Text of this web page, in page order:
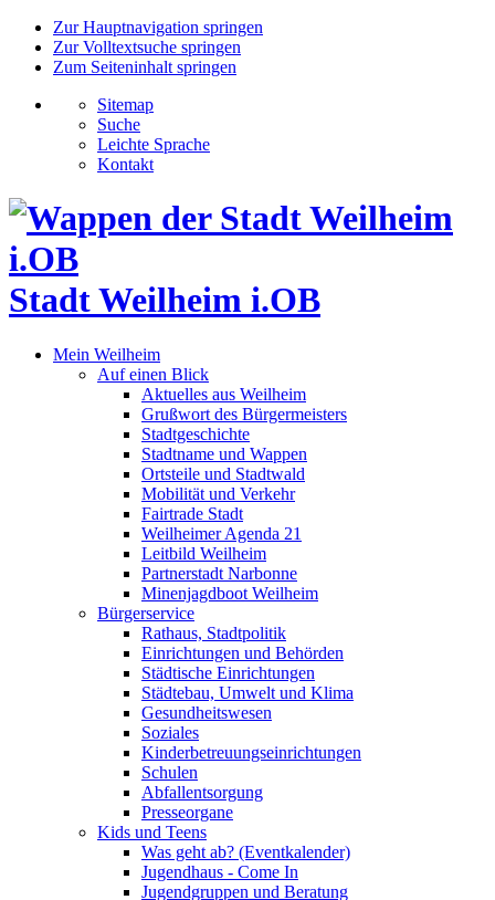
Zur Hauptnavigation springen
Zur Volltextsuche springen
Zum Seiteninhalt springen
Sitemap
Suche
Leichte Sprache
Kontakt
Stadt Weilheim i.OB
Mein Weilheim
Auf einen Blick
Aktuelles aus Weilheim
Grußwort des Bürgermeisters
Stadtgeschichte
Stadtname und Wappen
Ortsteile und Stadtwald
Mobilität und Verkehr
Fairtrade Stadt
Weilheimer Agenda 21
Leitbild Weilheim
Partnerstadt Narbonne
Minenjagdboot Weilheim
Bürgerservice
Rathaus, Stadtpolitik
Einrichtungen und Behörden
Städtische Einrichtungen
Städtebau, Umwelt und Klima
Gesundheitswesen
Soziales
Kinderbetreuungseinrichtungen
Schulen
Abfallentsorgung
Presseorgane
Kids und Teens
Was geht ab? (Eventkalender)
Jugendhaus - Come In
Jugendgruppen und Beratung